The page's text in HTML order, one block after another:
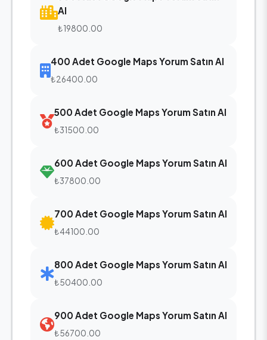
Al
₺19800.00
400 Adet Google Maps Yorum Satın Al
₺26400.00
500 Adet Google Maps Yorum Satın Al
₺31500.00
600 Adet Google Maps Yorum Satın Al
₺37800.00
700 Adet Google Maps Yorum Satın Al
₺44100.00
800 Adet Google Maps Yorum Satın Al
₺50400.00
900 Adet Google Maps Yorum Satın Al
₺56700.00